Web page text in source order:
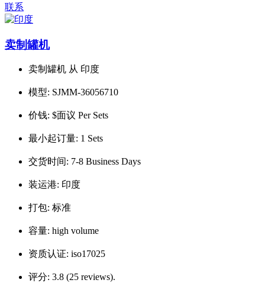
联系
卖制罐机
卖制罐机 从 印度
模型: SJMM-36056710
价钱: $面议 Per Sets
最小起订量: 1 Sets
交货时间: 7-8 Business Days
装运港: 印度
打包: 标准
容量: high volume
资质认证: iso17025
评分: 3.8 (25 reviews).